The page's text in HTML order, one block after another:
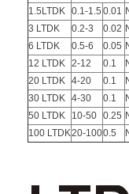
1.5LTDK 0.1-1.5 0.01
3 LTDK
0.2-3 0.02
6 LTDK
0.5-6 0.05
12 LTDK 2-12 0.1
20 LTDK 4-20 0.1
30 LTDK 4-30 0.1
50 LTDK
10-50 0.25
100 LTDK20-1000.5